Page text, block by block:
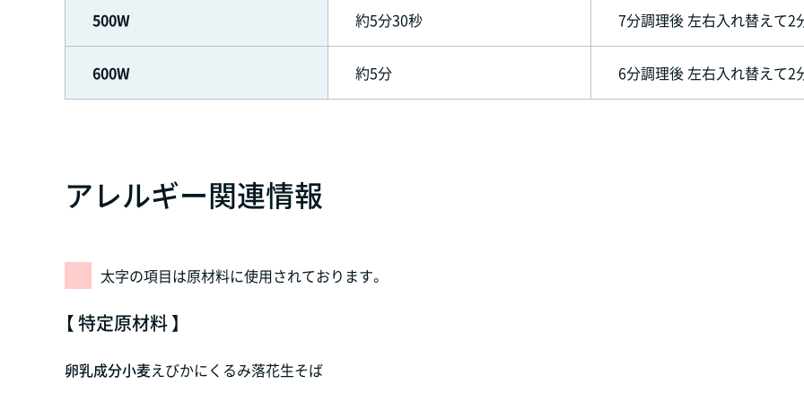
500W 約5分30秒 7分調理後 左右入れ替えて2
600W 約5分 6分調理後 左右入れ替えて2
アレルギー関連情報
太字の項目は原材料に使用されております。
【 特定原材料 】
卵乳成分小麦えびかにくるみ落花生そば